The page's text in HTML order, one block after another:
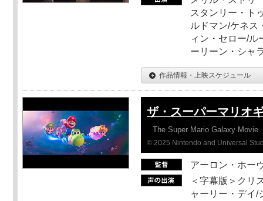
スタンリー・ト
ルドマン/ケネス
ィン・セロー/ル
ーリーン・シャ
作品情報・上映スケジュール
ザ・スーパーマリオ
The Super Mario Galaxy Movie
© 2025 Nintendo and Universal
アーロン・ホー
＜字幕版＞クリ
ャーリー・デイ/